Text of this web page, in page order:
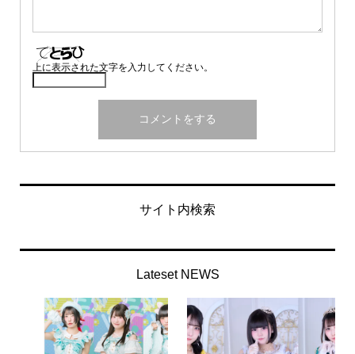
上に表示された文字を入力してください。
サイト内検索
Lateset NEWS